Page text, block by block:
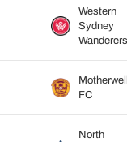
Western
Sydney
Wanderers
FC
North